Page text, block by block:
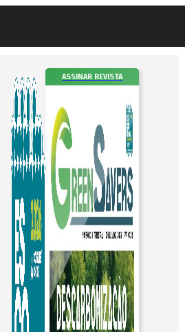
ASSINAR REVISTA